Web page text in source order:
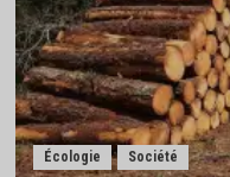
Écologie Société